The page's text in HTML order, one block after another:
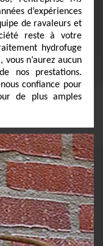
d’expériences
de ravaleurs et
reste à votre
hydrofuge
vous n’aurez aucun
nos prestations.
confiance pour
de plus amples